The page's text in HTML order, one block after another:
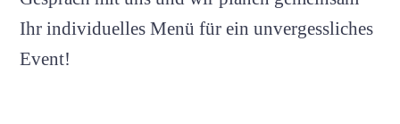
Ihr individuelles Menü für ein unvergessliches
Event!